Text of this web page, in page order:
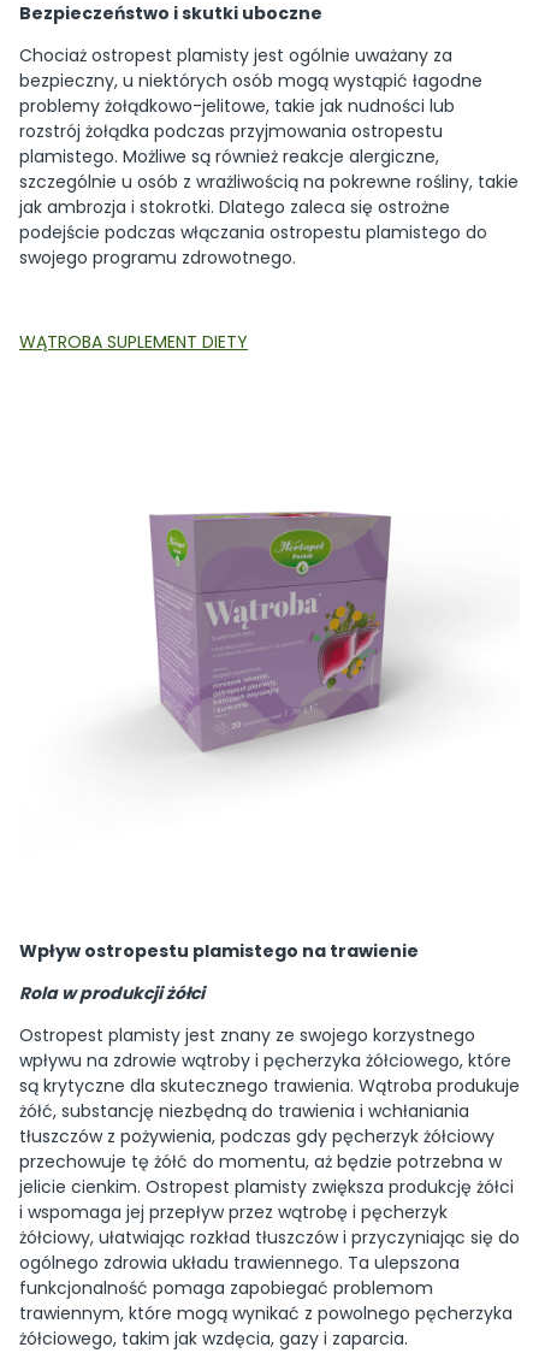
Bezpieczeństwo i skutki uboczne
Chociaż ostropest plamisty jest ogólnie uważany za
bezpieczny, u niektórych osób mogą wystąpić łagodne
problemy żołądkowo-jelitowe, takie jak nudności lub
rozstrój żołądka podczas przyjmowania ostropestu
plamistego. Możliwe są również reakcje alergiczne,
szczególnie u osób z wrażliwością na pokrewne rośliny, takie
jak ambrozja i stokrotki. Dlatego zaleca się ostrożne
podejście podczas włączania ostropestu plamistego do
swojego programu zdrowotnego.
WĄTROBA SUPLEMENT DIETY
Wpływ ostropestu plamistego na trawienie
Rola w produkcji żółci
Ostropest plamisty jest znany ze swojego korzystnego
wpływu na zdrowie wątroby i pęcherzyka żółciowego, które
są krytyczne dla skutecznego trawienia. Wątroba produkuje
żółć, substancję niezbędną do trawienia i wchłaniania
tłuszczów z pożywienia, podczas gdy pęcherzyk żółciowy
przechowuje tę żółć do momentu, aż będzie potrzebna w
jelicie cienkim. Ostropest plamisty zwiększa produkcję żółci
i wspomaga jej przepływ przez wątrobę i pęcherzyk
żółciowy, ułatwiając rozkład tłuszczów i przyczyniając się do
ogólnego zdrowia układu trawiennego. Ta ulepszona
funkcjonalność pomaga zapobiegać problemom
trawiennym, które mogą wynikać z powolnego pęcherzyka
żółciowego, takim jak wzdęcia, gazy i zaparcia.